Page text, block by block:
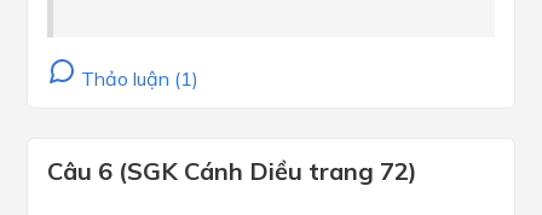
Thảo luận (1)
Câu 6 (SGK Cánh Diều trang 72)